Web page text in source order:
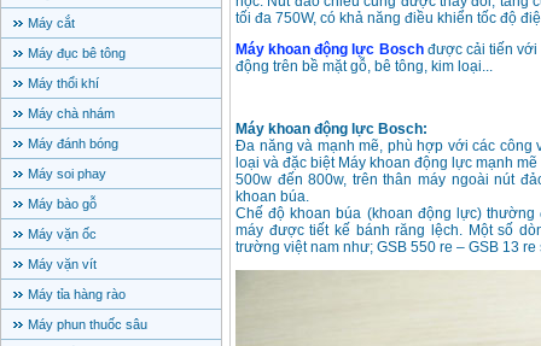
Máy cắt
Máy đục bê tông
Máy thổi khí
Máy chà nhám
Máy đánh bóng
Máy soi phay
Máy bào gỗ
Máy vặn ốc
Máy vặn vít
Máy tỉa hàng rào
Máy phun thuốc sâu
tối đa 750W, có khả năng điều khiển tốc độ
Máy khoan động lực Boschđược cải tiến với
động trên bề mặt gỗ, bê tông, kim loại...
Máy khoan động lực Bosch:
Đa năng và mạnh mẽ, phù hợp với các công
loại và đặc biệt Máy khoan động lực mạnh
500w đến 800w, trên thân máy ngoài nút
khoan búa.
Chế độ khoan búa (khoan động lực)
máy được tiết kế bánh răng lệch. Một số
trường việt nam như; GSB 550 re – GSB 13